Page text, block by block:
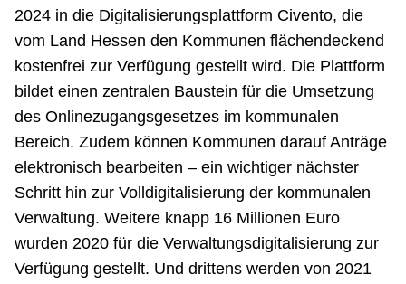
2024 in die Digitalisierungsplattform Civento, die
vom Land Hessen den Kommunen flächendeckend
kostenfrei zur Verfügung gestellt wird. Die Plattform
bildet einen zentralen Baustein für die Umsetzung
des Onlinezugangsgesetzes im kommunalen
Bereich. Zudem können Kommunen darauf Anträge
elektronisch bearbeiten – ein wichtiger nächster
Schritt hin zur Volldigitalisierung der kommunalen
Verwaltung. Weitere knapp 16 Millionen Euro
wurden 2020 für die Verwaltungsdigitalisierung zur
Verfügung gestellt. Und drittens werden von 2021